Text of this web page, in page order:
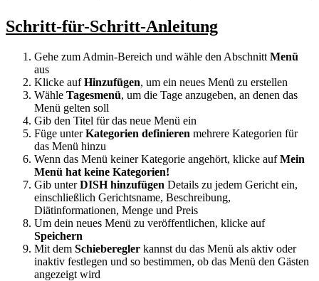
Schritt-für-Schritt-Anleitung
Gehe zum Admin-Bereich und wähle den Abschnitt Menü
aus
Klicke aufHinzufügen, um ein neues Menü zu erstellen
Wähle Tagesmenü, um die Tage anzugeben, an denen das
Menü gelten soll
Gib den Titel für das neue Menü ein
Füge unterKategorien definieren mehrere Kategorien für
das Menü hinzu
Wenn das Menü keiner Kategorie angehört, klicke aufMein
Menü hat keine Kategorien!
Gib unterDISH hinzufügen Details zu jedem Gericht ein,
einschließlich Gerichtsname, Beschreibung,
Diätinformationen, Menge und Preis
Um dein neues Menü zu veröffentlichen, klicke auf
Speichern
Mit dem Schieberegler kannst du das Menü als aktiv oder
inaktiv festlegen und so bestimmen, ob das Menü den Gästen
angezeigt wird